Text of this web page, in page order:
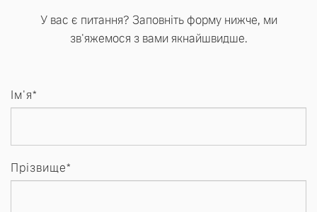
У вас є питання? Заповніть форму нижче, ми
зв'яжемося з вами якнайшвидше.
Ім'я*
Прізвище*